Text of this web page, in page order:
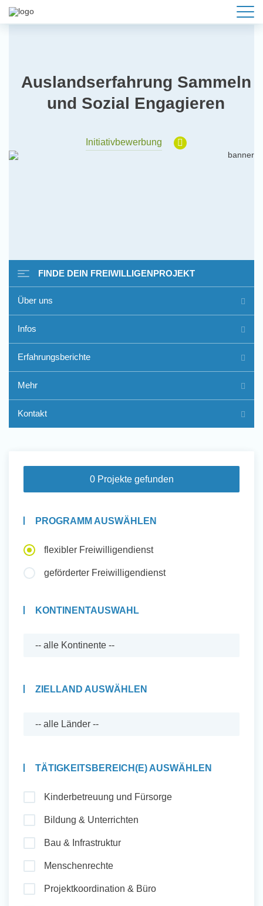
Auslandserfahrung Sammeln
und Sozial Engagieren
Initiativbewerbung
Freiwilligenarbeit im Ausland
- Erfahrungsberichte
Auslandserfahrung Sammeln
und Sozial Engagieren
Initiativbewerbung
Auslandserfahrung Sammeln
Initiativbewerbung
FINDE DEIN FREIWILLIGENPROJEKT
Über uns
Infos
Erfahrungsberichte
Mehr
Kontakt
0 Projekte gefunden
PROGRAMM AUSWÄHLEN
flexibler Freiwilligendienst
geförderter Freiwilligendienst
KONTINENTAUSWAHL
ZIELLAND AUSWÄHLEN
TÄTIGKEITSBEREICH(E) AUSWÄHLEN
Kinderbetreuung und Fürsorge
Bildung & Unterrichten
Bau & Infrastruktur
Menschenrechte
Projektkoordination & Büro